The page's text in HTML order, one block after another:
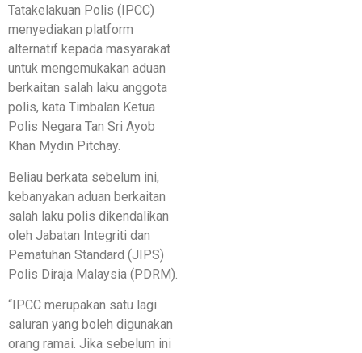
Tatakelakuan Polis (IPCC)
menyediakan platform
alternatif kepada masyarakat
untuk mengemukakan aduan
berkaitan salah laku anggota
polis, kata Timbalan Ketua
Polis Negara Tan Sri Ayob
Khan Mydin Pitchay.
Beliau berkata sebelum ini,
kebanyakan aduan berkaitan
salah laku polis dikendalikan
oleh Jabatan Integriti dan
Pematuhan Standard (JIPS)
Polis Diraja Malaysia (PDRM).
“IPCC merupakan satu lagi
saluran yang boleh digunakan
orang ramai. Jika sebelum ini